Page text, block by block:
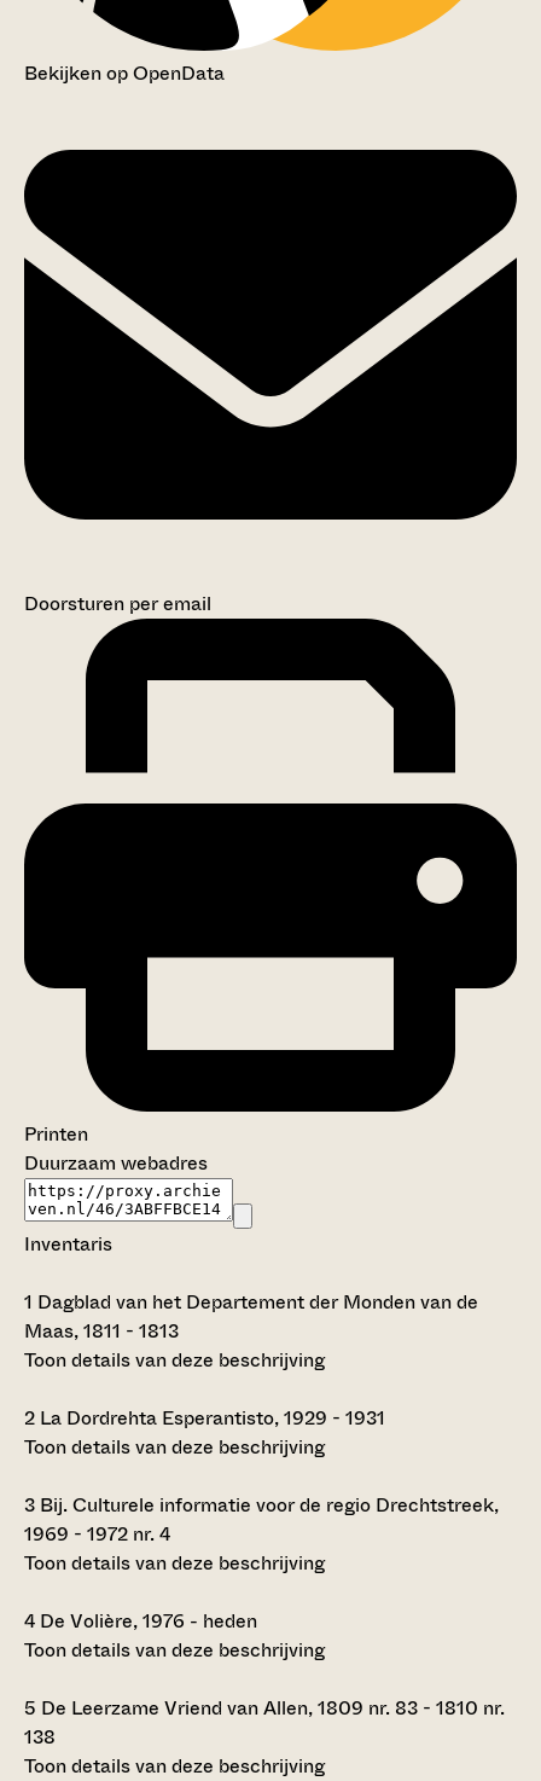
Bekijken op OpenData
Doorsturen per email
Printen
Duurzaam webadres
Inventaris
1 Dagblad van het Departement der Monden van de
Maas, 1811 - 1813
Toon details van deze beschrijving
2 La Dordrehta Esperantisto, 1929 - 1931
Toon details van deze beschrijving
3 Bij. Culturele informatie voor de regio Drechtstreek,
1969 - 1972 nr. 4
Toon details van deze beschrijving
4 De Volière, 1976 - heden
Toon details van deze beschrijving
5 De Leerzame Vriend van Allen, 1809 nr. 83 - 1810 nr.
138
Toon details van deze beschrijving